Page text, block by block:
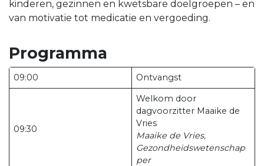
kinderen, gezinnen en kwetsbare doelgroepen – en
van motivatie tot medicatie en vergoeding.
Programma
09:00 Ontvangst
09:30
Welkom door
dagvoorzitter Maaike de
Vries
Maaike de Vries,
Gezondheidswetenschap
per